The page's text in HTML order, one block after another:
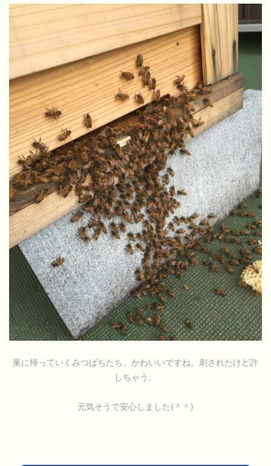
巣に帰っていくみつばちたち。かわいいですね。刺されたけど許
しちゃう。
元気そうで安心しました(＾＾)